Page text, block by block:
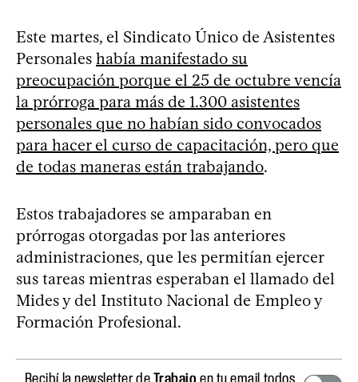
Este martes, el Sindicato Único de Asistentes
Personales había manifestado su
preocupación porque el 25 de octubre vencía
la prórroga para más de 1.300 asistentes
personales que no habían sido convocados
para hacer el curso de capacitación, pero que
de todas maneras están trabajando.
Estos trabajadores se amparaban en
prórrogas otorgadas por las anteriores
administraciones, que les permitían ejercer
sus tareas mientras esperaban el llamado del
Mides y del Instituto Nacional de Empleo y
Formación Profesional.
Recibí la newsletter deTrabajo en tu email todos